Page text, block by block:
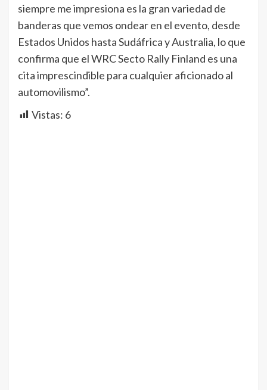
siempre me impresiona es la gran variedad de
banderas que vemos ondear en el evento, desde
Estados Unidos hasta Sudáfrica y Australia, lo que
confirma que el WRC Secto Rally Finland es una
cita imprescindible para cualquier aficionado al
automovilismo”.
Vistas: 6